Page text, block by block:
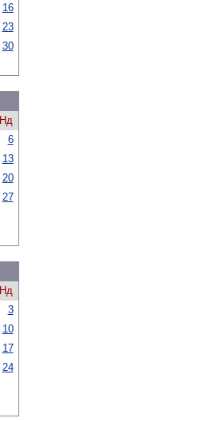
16
23
30
Нд
6
13
20
27
Нд
3
10
17
24